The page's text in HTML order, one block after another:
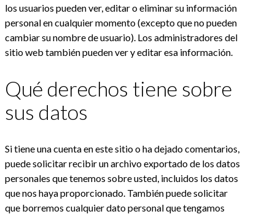
los usuarios pueden ver, editar o eliminar su información
personal en cualquier momento (excepto que no pueden
cambiar su nombre de usuario). Los administradores del
sitio web también pueden ver y editar esa información.
Qué derechos tiene sobre
sus datos
Si tiene una cuenta en este sitio o ha dejado comentarios,
puede solicitar recibir un archivo exportado de los datos
personales que tenemos sobre usted, incluidos los datos
que nos haya proporcionado. También puede solicitar
que borremos cualquier dato personal que tengamos